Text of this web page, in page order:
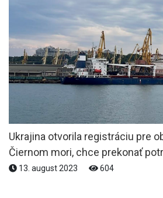
Ukrajina otvorila registráciu pre
Čiernom mori, chce prekonať
13. august 2023 604